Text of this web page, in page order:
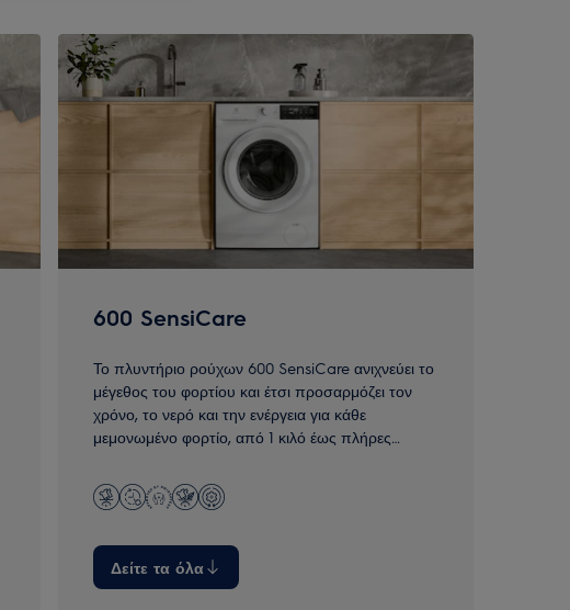
600 SensiCare
Το πλυντήριο ρούχων 600 SensiCare ανιχνεύει το
μέγεθος του φορτίου και έτσι προσαρμόζει τον
χρόνο, το νερό και την ενέργεια για κάθε
μεμονωμένο φορτίο, από 1 κιλό έως πλήρες
Δείτε τα όλα